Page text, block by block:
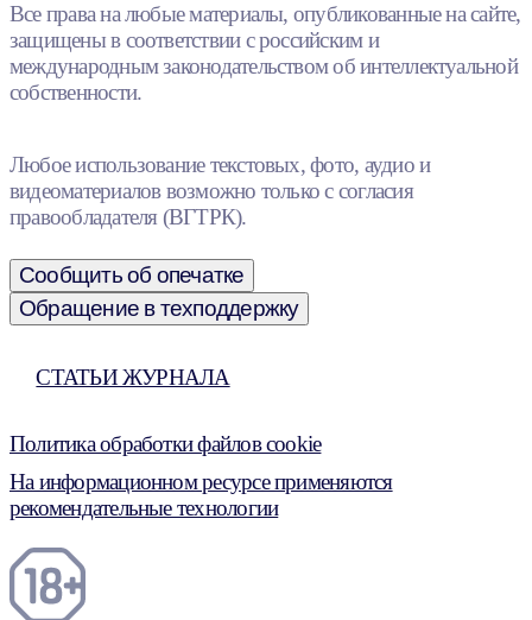
Все права на любые материалы, опубликованные на сайте,
защищены в соответствии с российским и
международным законодательством об интеллектуальной
собственности.
Любое использование текстовых, фото, аудио и
видеоматериалов возможно только с согласия
правообладателя (ВГТРК).
Сообщить об опечатке
Обращение в техподдержку
СТАТЬИ ЖУРНАЛА
Политика обработки файлов cookie
На информационном ресурсе применяются
рекомендательные технологии